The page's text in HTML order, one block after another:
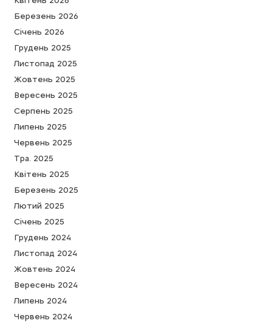
Березень 2026
Cічень 2026
Грудень 2025
Листопад 2025
Жовтень 2025
Вересень 2025
Серпень 2025
Липень 2025
Червень 2025
Тра. 2025
Квітень 2025
Березень 2025
Лютий 2025
Cічень 2025
Грудень 2024
Листопад 2024
Жовтень 2024
Вересень 2024
Липень 2024
Червень 2024